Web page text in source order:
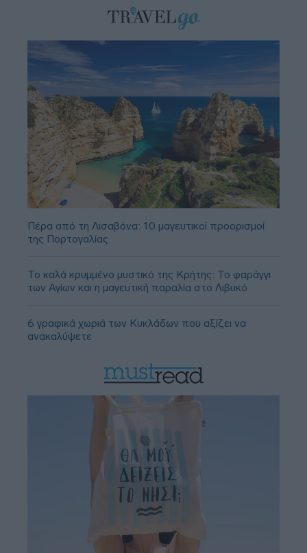
Πέρα από τη Λισαβόνα: 10 μαγευτικοί προορισμοί
της Πορτογαλίας
Το καλά κρυμμένο μυστικό της Κρήτης: Το φαράγγι
των Αγίων και η μαγευτική παραλία στο Λιβυκό
6 γραφικά χωριά των Κυκλάδων που αξίζει να
ανακαλύψετε